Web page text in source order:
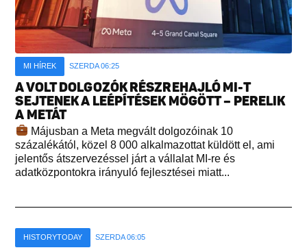
MI HÍREK SZERDA 06:25
A VOLT DOLGOZÓK RÉSZREHAJLÓ MI-T
SEJTENEK A LEÉPÍTÉSEK MÖGÖTT – PERELIK
A METÁT
Májusban a Meta megvált dolgozóinak 10
százalékától, közel 8 000 alkalmazottat küldött el, ami
jelentős átszervezéssel járt a vállalat MI-re és
adatközpontokra irányuló fejlesztései miatt...
HISTORYTODAY SZERDA 06:05